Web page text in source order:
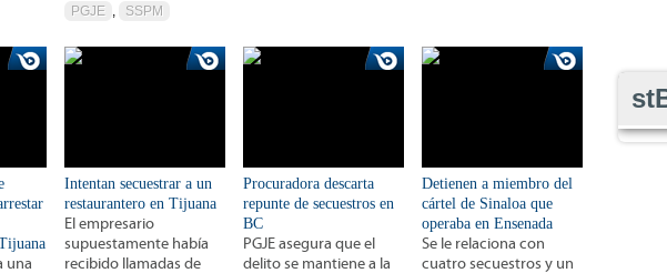
PGJE , SSPM
una
Intentan secuestrar a un
restaurantero en Tijuana
El empresario
supuestamente había
recibido llamadas de
Procuradora descarta
repunte de secuestros en
BC
PGJE asegura que el
delito se mantiene a la
Detienen a miembro del
cártel de Sinaloa que
operaba en Ensenada
Se le relaciona con
cuatro secuestros y un